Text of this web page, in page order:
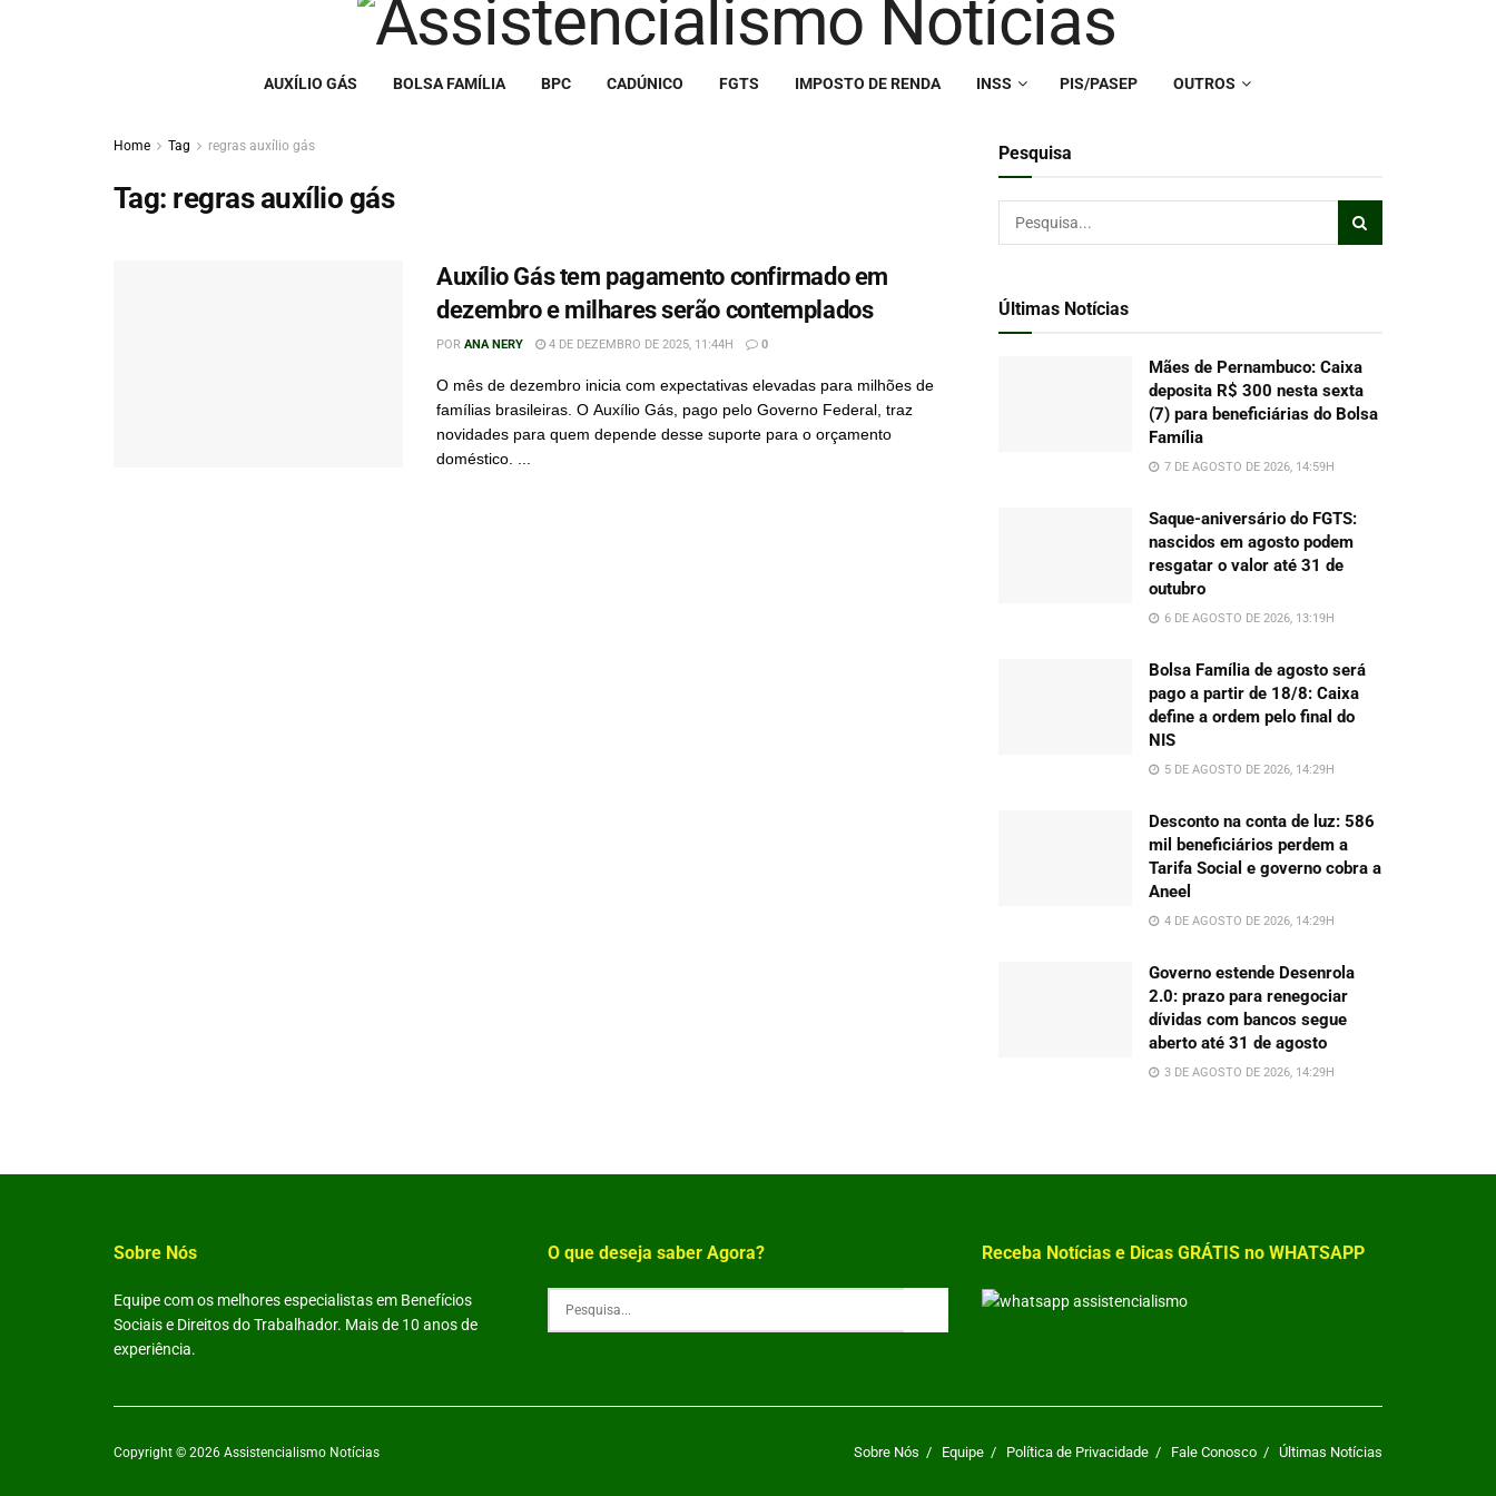
AUXÍLIO GÁS BOLSA FAMÍLIA BPC CADÚNICO FGTS IMPOSTO DE RENDA INSS PIS/PASEP OUTROS
Home Tag regras auxílio gás
Tag: regras auxílio gás
Auxílio Gás tem pagamento confirmado em
dezembro e milhares serão contemplados
POR ANA NERY 4 DE DEZEMBRO DE 2025, 11:44H 0
O mês de dezembro inicia com expectativas elevadas para milhões de
famílias brasileiras. O Auxílio Gás, pago pelo Governo Federal, traz
novidades para quem depende desse suporte para o orçamento
doméstico. ...
Pesquisa
Últimas Notícias
Mães de Pernambuco: Caixa
deposita R$ 300 nesta sexta
(7) para beneficiárias do Bolsa
Família
7 DE AGOSTO DE 2026, 14:59H
Saque-aniversário do FGTS:
nascidos em agosto podem
resgatar o valor até 31 de
outubro
6 DE AGOSTO DE 2026, 13:19H
Bolsa Família de agosto será
pago a partir de 18/8: Caixa
define a ordem pelo final do
NIS
5 DE AGOSTO DE 2026, 14:29H
Desconto na conta de luz: 586
mil beneficiários perdem a
Tarifa Social e governo cobra a
Aneel
4 DE AGOSTO DE 2026, 14:29H
Governo estende Desenrola
2.0: prazo para renegociar
dívidas com bancos segue
aberto até 31 de agosto
3 DE AGOSTO DE 2026, 14:29H
Sobre Nós
Equipe com os melhores especialistas em Benefícios
Sociais e Direitos do Trabalhador. Mais de 10 anos de
experiência.
O que deseja saber Agora? Receba Notícias e Dicas GRÁTIS no WHATSAPP
Sobre Nós Equipe Política de Privacidade Fale Conosco Últimas Notícias
Copyright © 2026 Assistencialismo Notícias